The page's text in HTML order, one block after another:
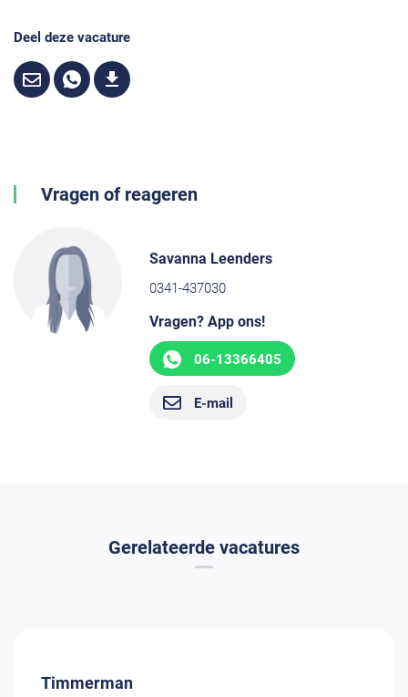
Deel deze vacature
Vragen of reageren
Savanna Leenders
0341-437030
Vragen? App ons!
06-13366405
E-mail
Gerelateerde vacatures
Timmerman